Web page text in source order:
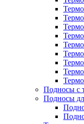
Подносы с
Подносы